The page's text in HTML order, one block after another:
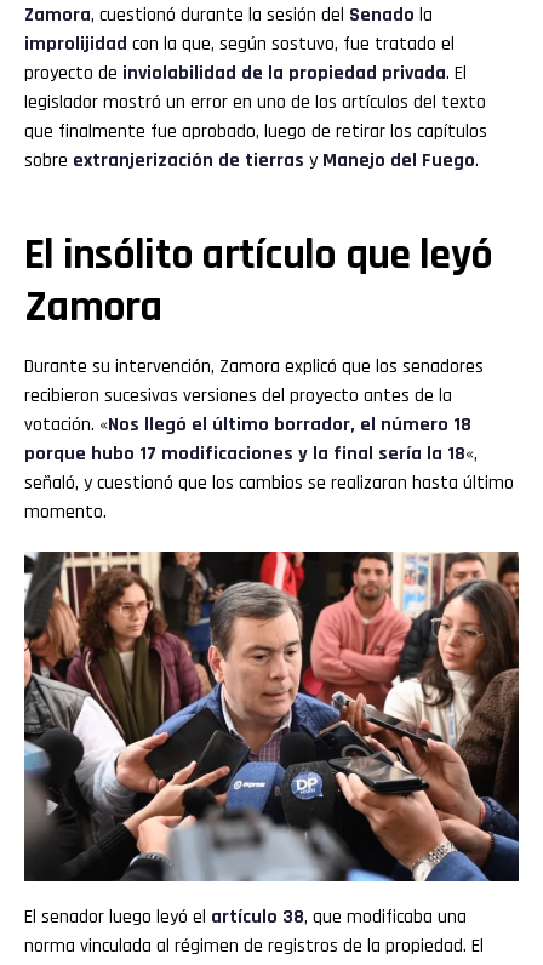
Zamora, cuestionó durante la sesión del Senado la
improlijidad con la que, según sostuvo, fue tratado el
proyecto de inviolabilidad de la propiedad privada. El
legislador mostró un error en uno de los artículos del texto
que finalmente fue aprobado, luego de retirar los capítulos
sobre extranjerización de tierras y Manejo del Fuego.
El insólito artículo que leyó
Zamora
Durante su intervención, Zamora explicó que los senadores
recibieron sucesivas versiones del proyecto antes de la
votación. «Nos llegó el último borrador, el número 18
porque hubo 17 modificaciones y la final sería la 18«,
señaló, y cuestionó que los cambios se realizaran hasta último
momento.
El senador luego leyó el artículo 38, que modificaba una
norma vinculada al régimen de registros de la propiedad. El